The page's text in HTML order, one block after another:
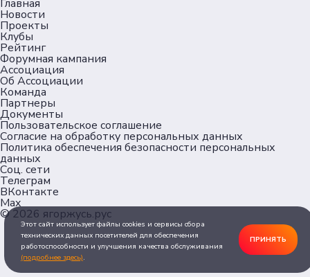
Главная
Новости
Проекты
Клубы
Рейтинг
Форумная кампания
Ассоциация
Об Ассоциации
Команда
Партнеры
Документы
Пользовательское соглашение
Согласие на обработку персональных данных
Политика обеспечения безопасности персональных
данных
Соц. сети
Телеграм
ВКонтакте
Max
© 2026 ягоржусь.рус
Этот сайт использует файлы cookies и сервисы сбора
технических данных посетителей для обеспечения
работоспособности и улучшения качества обслуживания
(подробнее здесь).
ПРИНЯТЬ